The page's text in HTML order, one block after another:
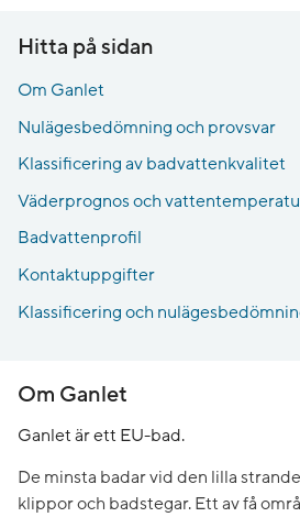
Hitta på sidan
Om Ganlet
Nulägesbedömning och provsvar
Klassificering av badvattenkvalitet
Väderprognos och
Badvattenprofil
Kontaktuppgifter
Klassificering och
Om Ganlet
Ganlet är ett EU-bad.
De minsta badar vid den lilla
klippor och badstegar. Ett av få